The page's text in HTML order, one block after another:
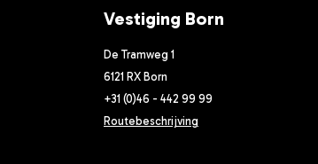
Vestiging Born
De Tramweg 1
6121 RX Born
+31 (0)46 - 442 99 99
Routebeschrijving